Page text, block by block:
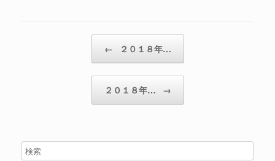
← ２０１８年…
２０１８年… →